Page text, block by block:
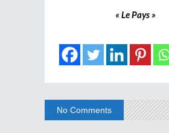
« Le Pays »
No Comments